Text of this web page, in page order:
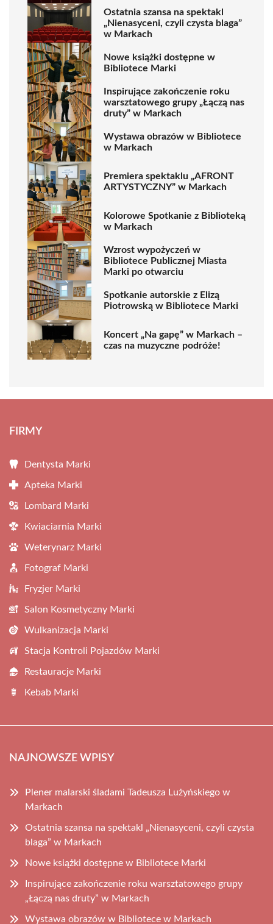
Ostatnia szansa na spektakl
„Nienasyceni, czyli czysta blaga”
w Markach
Nowe książki dostępne w
Bibliotece Marki
Inspirujące zakończenie roku
warsztatowego grupy „Łączą nas
druty” w Markach
Wystawa obrazów w Bibliotece
w Markach
Premiera spektaklu „AFRONT
ARTYSTYCZNY” w Markach
Kolorowe Spotkanie z Biblioteką
w Markach
Wzrost wypożyczeń w
Bibliotece Publicznej Miasta
Marki po otwarciu
Spotkanie autorskie z Elizą
Piotrowską w Bibliotece Marki
Koncert „Na gapę” w Markach –
czas na muzyczne podróże!
FIRMY
Dentysta Marki
Apteka Marki
Lombard Marki
Kwiaciarnia Marki
Weterynarz Marki
Fotograf Marki
Fryzjer Marki
Salon Kosmetyczny Marki
Wulkanizacja Marki
Stacja Kontroli Pojazdów Marki
Restauracje Marki
Kebab Marki
NAJNOWSZE WPISY
Plener malarski śladami Tadeusza Lużyńskiego w
Markach
Ostatnia szansa na spektakl „Nienasyceni, czyli czysta
blaga” w Markach
Nowe książki dostępne w Bibliotece Marki
Inspirujące zakończenie roku warsztatowego grupy
„Łączą nas druty” w Markach
Wystawa obrazów w Bibliotece w Markach